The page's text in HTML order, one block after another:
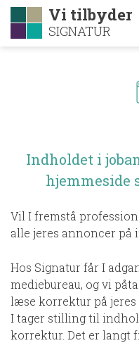
Vi tilbyder
SIGNATUR
Indholdet i
hjemmeside
Vil I fremstå
alle jeres annoncer på
Hos Signatur får I
mediebureau, og vi
læse korrektur på jeres
I tager stilling til
korrektur. Det er langt